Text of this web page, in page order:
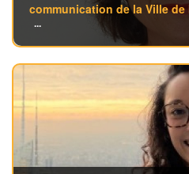
communication de la Ville
...